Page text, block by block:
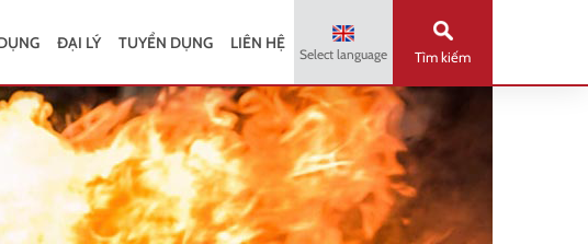
ĐẠI LÝ TUYỂN DỤNG LIÊN HỆ
Select language
Tìm kiếm